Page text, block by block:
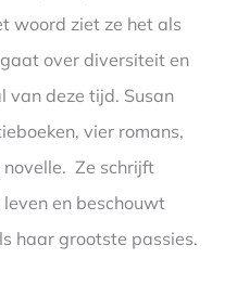
woord ziet ze het als
over diversiteit en
van deze tijd. Susan
vier romans,
novelle. Ze schrijft
en beschouwt
haar grootste passies.